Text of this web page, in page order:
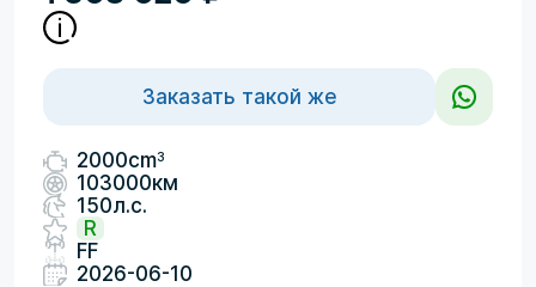
Заказать такой же
2000cm3
103000км
150л.с.
R
FF
2026-06-10